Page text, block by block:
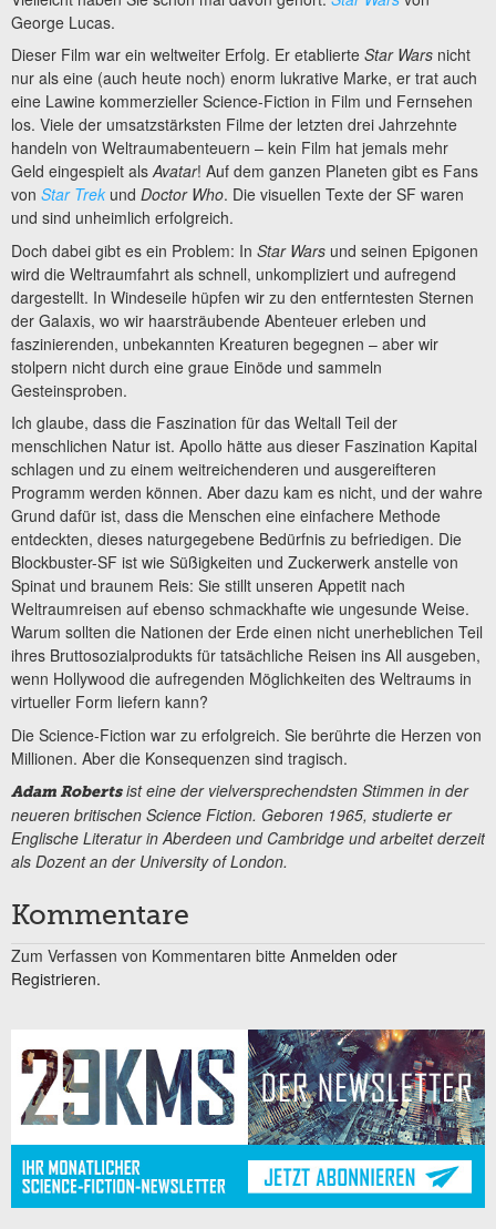
George Lucas.
Dieser Film war ein weltweiter Erfolg. Er etablierte Star Wars nicht
nur als eine (auch heute noch) enorm lukrative Marke, er trat auch
eine Lawine kommerzieller Science-Fiction in Film und Fernsehen
los. Viele der umsatzstärksten Filme der letzten drei Jahrzehnte
handeln von Weltraumabenteuern – kein Film hat jemals mehr
Geld eingespielt alsAvatar! Auf dem ganzen Planeten gibt es Fans
von Star Trek und Doctor Who. Die visuellen Texte der SF waren
und sind unheimlich erfolgreich.
Doch dabei gibt es ein Problem: In Star Wars und seinen Epigonen
wird die Weltraumfahrt als schnell, unkompliziert und aufregend
dargestellt. In Windeseile hüpfen wir zu den entferntesten Sternen
der Galaxis, wo wir haarsträubende Abenteuer erleben und
faszinierenden, unbekannten Kreaturen begegnen – aber wir
stolpern nicht durch eine graue Einöde und sammeln
Gesteinsproben.
Ich glaube, dass die Faszination für das Weltall Teil der
menschlichen Natur ist. Apollo hätte aus dieser Faszination Kapital
schlagen und zu einem weitreichenderen und ausgereifteren
Programm werden können. Aber dazu kam es nicht, und der wahre
Grund dafür ist, dass die Menschen eine einfachere Methode
entdeckten, dieses naturgegebene Bedürfnis zu befriedigen. Die
Blockbuster-SF ist wie Süßigkeiten und Zuckerwerk anstelle von
Spinat und braunem Reis: Sie stillt unseren Appetit nach
Weltraumreisen auf ebenso schmackhafte wie ungesunde Weise.
Warum sollten die Nationen der Erde einen nicht unerheblichen Teil
ihres Bruttosozialprodukts für tatsächliche Reisen ins All ausgeben,
wenn Hollywood die aufregenden Möglichkeiten des Weltraums in
virtueller Form liefern kann?
Die Science-Fiction war zu erfolgreich. Sie berührte die Herzen von
Millionen. Aber die Konsequenzen sind tragisch.
Adam Robertsist eine der vielversprechendsten Stimmen in der
neueren britischen Science Fiction. Geboren 1965, studierte er
Englische Literatur in Aberdeen und Cambridge und arbeitet derzeit
als Dozent an der University of London.
Kommentare
Zum Verfassen von Kommentaren bitte Anmelden oder
Registrieren.